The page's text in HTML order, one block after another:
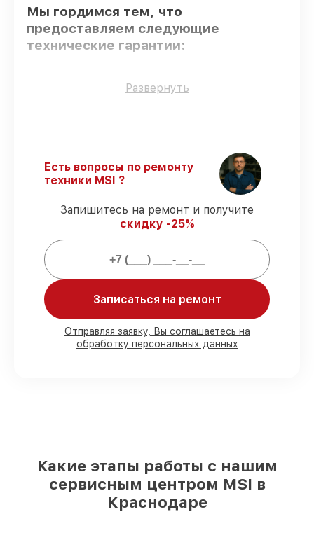
Мы гордимся тем, что
предоставляем следующие
технические гарантии:
Только фирменные комплектующие
обучение и ежегодную аттестацию, что
подтверждает их уровень мастерства.
Выполнение работ вовремя
–
соблюдаем сроки сервиса материнской
платы X299 TOMAHAWK, согласованные
с клиентом.
Подтвержденная гарантия–
предоставляем официальное
гарантийное сопровождение после
починки.
Мы гарантируем:
работ в течение пары часов, при
немедленном начале работ
Развернуть
Есть вопросы по ремонту
техники MSI ?
Запишитесь на ремонт и получите
скидку -25%
Записаться на ремонт
Отправляя заявку, Вы соглашаетесь на
обработку персональных данных
Какие этапы работы с нашим
сервисным центром MSI в
Краснодаре